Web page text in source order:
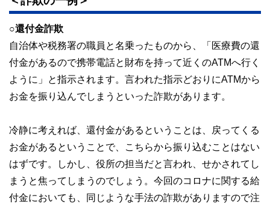
○還付金詐欺
自治体や税務署の職員と名乗ったものから、「医療費の還
付金があるので携帯電話と財布を持って近くのATMへ行く
ように」と指示されます。言われた指示どおりにATMから
お金を振り込んでしまうといった詐欺があります。
冷静に考えれば、還付金があるということは、戻ってくる
お金があるということで、こちらから振り込むことはない
はずです。しかし、役所の担当だと言われ、せかされてし
まうと焦ってしまうのでしょう。今回のコロナに関する給
付金においても、同じような手法の詐欺がありますので注